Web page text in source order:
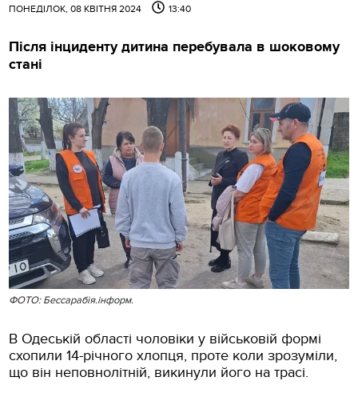
ПОНЕДІЛОК, 08 КВІТНЯ 2024 13:40
Після інциденту дитина перебувала в шоковому
стані
ФОТО: Бессарабія.інформ.
В Одеській області чоловіки у військовій формі
схопили 14-річного хлопця, проте коли зрозуміли,
що він неповнолітній, викинули його на трасі.